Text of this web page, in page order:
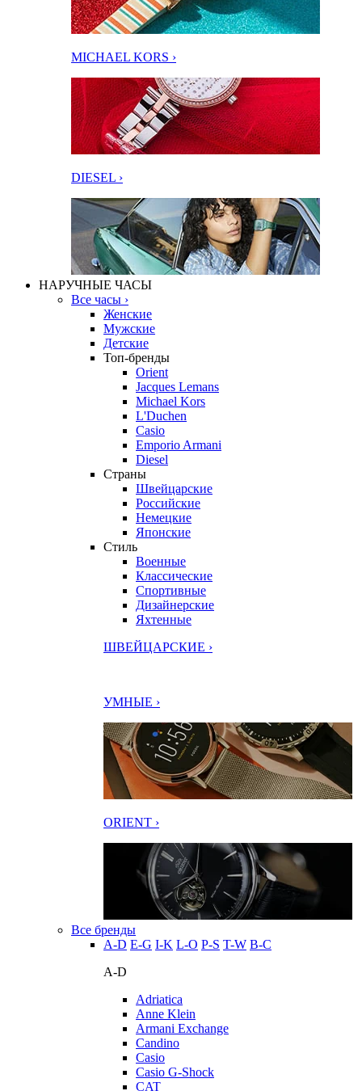
MICHAEL KORS ›
DIESEL ›
НАРУЧНЫЕ ЧАСЫ
Все часы ›
Женские
Мужские
Детские
Топ-бренды
Orient
Jacques Lemans
Michael Kors
L'Duchen
Casio
Emporio Armani
Diesel
Страны
Швейцарские
Российские
Немецкие
Японские
Стиль
Военные
Классические
Спортивные
Дизайнерские
Яхтенные
ШВЕЙЦАРСКИЕ ›
УМНЫЕ ›
ORIENT ›
Все бренды
A-D E-G I-K L-O P-S T-W В-С
A-D
Adriatica
Anne Klein
Armani Exchange
Candino
Casio
Casio G-Shock
CAT